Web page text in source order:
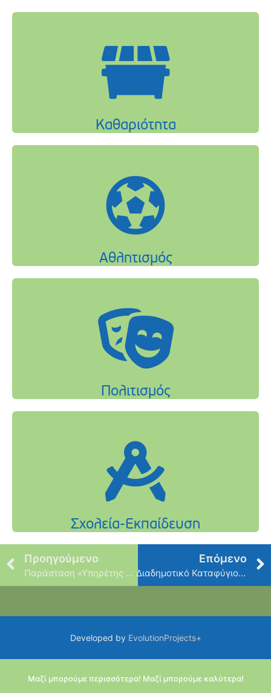
Προηγούμενο
Παράσταση «Υπηρέτης Δύο Αφεντάδων»
Επόμενο
Διαδημοτικό Καταφύγιο Αδέσποτων Ζώων
Developed by EvolutionProjects+
Μαζί μπορούμε περισσότερα! Μαζί μπορούμε καλύτερα!